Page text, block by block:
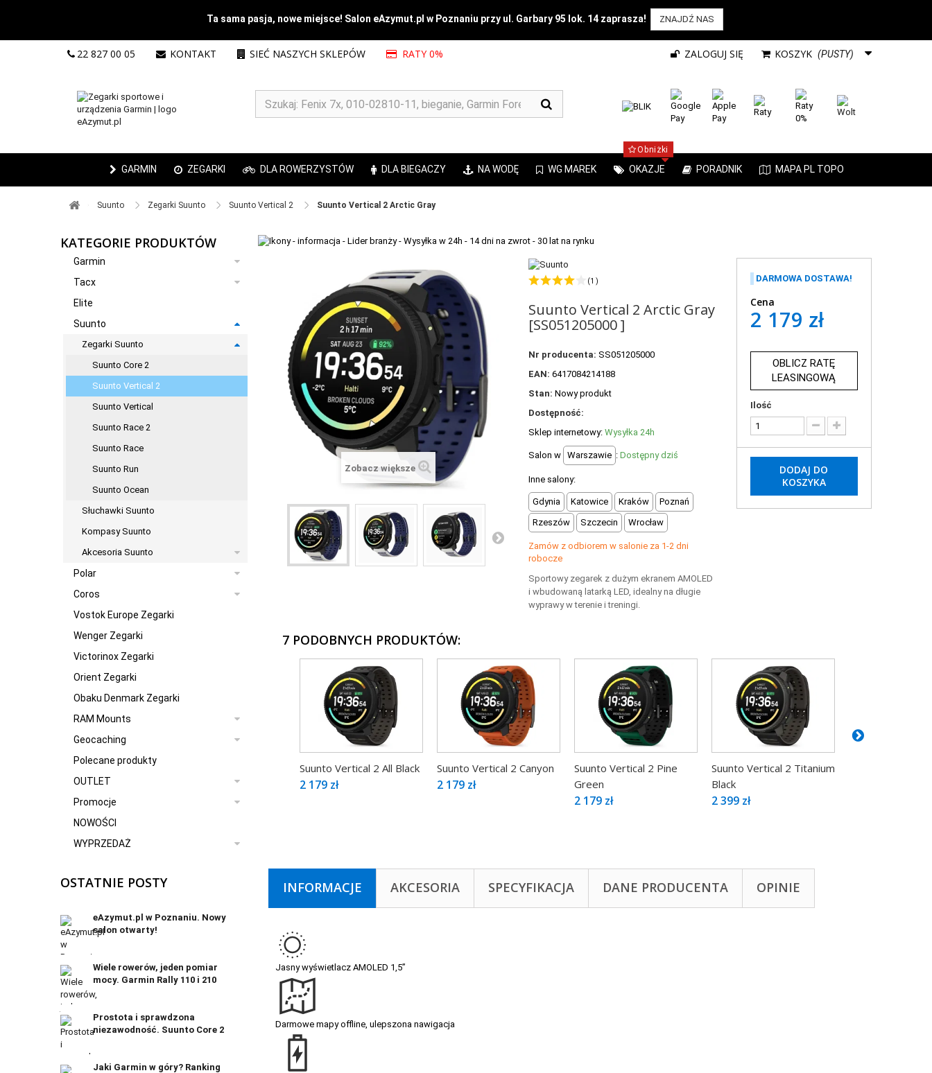
Ta sama pasja, nowe miejsce! Salon eAzymut.pl w Poznaniu przy ul. Garbary 95 lok. 14 zaprasza! ZNAJDŹ NAS
KOSZYK (PUSTY)
ZALOGUJ SIĘ
22 827 00 05 KONTAKT SIEĆ NASZYCH SKLEPÓW RATY 0%
GARMIN ZEGARKI DLA ROWERZYSTÓW DLA BIEGACZY NA WODĘ WG MAREK OKAZJE
Obniżki
PORADNIK MAPA PL TOPO
Suunto ​ Zegarki Suunto ​ Suunto Vertical 2 ​ Suunto Vertical 2 Arctic Gray
KATEGORIE PRODUKTÓW
Garmin
Tacx
Elite
Suunto
Zegarki Suunto
Suunto Core 2
Suunto Vertical 2
Suunto Vertical
Suunto Race 2
Suunto Race
Suunto Run
Suunto Ocean
Słuchawki Suunto
Kompasy Suunto
Akcesoria Suunto
Polar
Coros
Vostok Europe Zegarki
Wenger Zegarki
Victorinox Zegarki
Orient Zegarki
Obaku Denmark Zegarki
RAM Mounts
Geocaching
Polecane produkty
OUTLET
Promocje
NOWOŚCI
WYPRZEDAŻ
OSTATNIE POSTY
eAzymut.pl w Poznaniu. Nowy
salon otwarty!
Wiele rowerów, jeden pomiar
mocy. Garmin Rally 110 i 210
Prostota i sprawdzona
niezawodność. Suunto Core 2
Jaki Garmin w góry? Ranking
Zobacz większe
(1 )
Suunto Vertical 2 Arctic Gray
[SS051205000 ]
Nr producenta: SS051205000
EAN: 6417084214188
Stan: Nowy produkt
Dostępność:
Sklep internetowy: Wysyłka 24h
Salon w Warszawie : Dostępny dziś
Inne salony:
Gdynia Katowice Kraków
Poznań
Rzeszów
Szczecin Wrocław
Zamów z odbiorem w salonie za 1-2 dni
robocze
Sportowy zegarek z dużym ekranem AMOLED
i wbudowaną latarką LED, idealny na długie
wyprawy w terenie i treningi.
DARMOWA DOSTAWA!
Cena
2 179 zł
OBLICZ RATĘ
LEASINGOWĄ
Ilość
DODAJ DO
KOSZYKA
7 PODOBNYCH PRODUKTÓW:
Suunto Vertical 2 All Black
2 179 zł
Suunto Vertical 2 Canyon
2 179 zł
Suunto Vertical 2 Pine
Green
2 179 zł
Suunto Vertical 2 Titanium
Black
2 399 zł
INFORMACJE AKCESORIA SPECYFIKACJA DANE PRODUCENTA OPINIE
Jasny wyświetlacz AMOLED 1,5”
Darmowe mapy offline, ulepszona nawigacja